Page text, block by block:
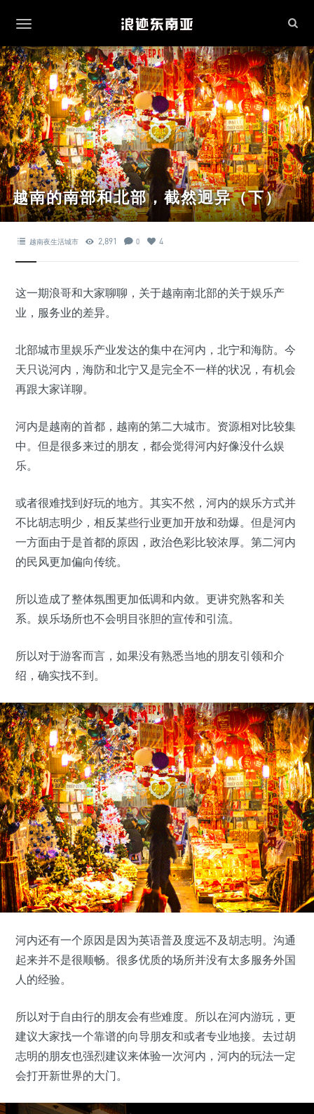
越南的南部和北部，截然迥异（下）
越南夜生活城市 2,891 0 4
这一期浪哥和大家聊聊，关于越南南北部的关于娱乐产
业，服务业的差异。
北部城市里娱乐产业发达的集中在河内，北宁和海防。今
天只说河内，海防和北宁又是完全不一样的状况，有机会
再跟大家详聊。
河内是越南的首都，越南的第二大城市。资源相对比较集
中。但是很多来过的朋友，都会觉得河内好像没什么娱
乐。
或者很难找到好玩的地方。其实不然，河内的娱乐方式并
不比胡志明少，相反某些行业更加开放和劲爆。但是河内
一方面由于是首都的原因，政治色彩比较浓厚。第二河内
的民风更加偏向传统。
所以造成了整体氛围更加低调和内敛。更讲究熟客和关
系。娱乐场所也不会明目张胆的宣传和引流。
所以对于游客而言，如果没有熟悉当地的朋友引领和介
绍，确实找不到。
河内还有一个原因是因为英语普及度远不及胡志明。沟通
起来并不是很顺畅。很多优质的场所并没有太多服务外国
人的经验。
所以对于自由行的朋友会有些难度。所以在河内游玩，更
建议大家找一个靠谱的向导朋友和或者专业地接。去过胡
志明的朋友也强烈建议来体验一次河内，河内的玩法一定
会打开新世界的大门。